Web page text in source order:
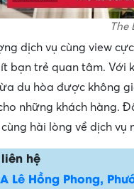
The
dịch vụ cùng view
bạn trẻ quan tâm. Với
du hòa được không
những khách hàng.
hài lòng về dịch vụ
hệ
Lê Hồng Phong,